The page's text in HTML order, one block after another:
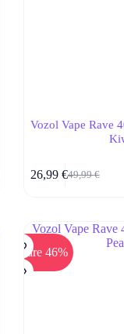
Vozol Vape Rave
49,99€
49,99 €
26,99 €Aktueller
26,99 €.
Spare 46%